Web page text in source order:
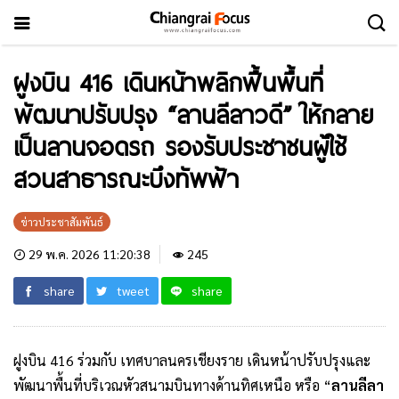
ฝูงบิน 416 เดินหน้าพลิกฟื้นพื้นที่
พัฒนาปรับปรุง “ลานลีลาวดี” ให้กลาย
เป็นลานจอดรถ รองรับประชาชนผู้ใช้
สวนสาธารณะบึงทัพฟ้า
ข่าวประชาสัมพันธ์
29 พ.ค. 2026 11:20:38 245
share tweet share
ฝูงบิน 416 ร่วมกับ เทศบาลนครเชียงราย เดินหน้าปรับปรุงและ
พัฒนาพื้นที่บริเวณหัวสนามบินทางด้านทิศเหนือ หรือ “ลานลีลา